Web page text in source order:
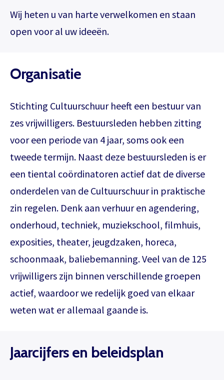
Wij heten u van harte verwelkomen en staan
open voor al uw ideeën.
Organisatie
Stichting Cultuurschuur heeft een bestuur van
zes vrijwilligers. Bestuursleden hebben zitting
voor een periode van 4 jaar, soms ook een
tweede termijn. Naast deze bestuursleden is er
een tiental coördinatoren actief dat de diverse
onderdelen van de Cultuurschuur in praktische
zin regelen. Denk aan verhuur en agendering,
onderhoud, techniek, muziekschool, filmhuis,
exposities, theater, jeugdzaken, horeca,
schoonmaak, baliebemanning. Veel van de 125
vrijwilligers zijn binnen verschillende groepen
actief, waardoor we redelijk goed van elkaar
weten wat er allemaal gaande is.
Jaarcijfers en beleidsplan